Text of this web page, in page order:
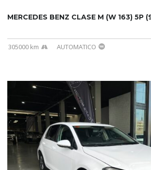
305000 km AUTOMATICO